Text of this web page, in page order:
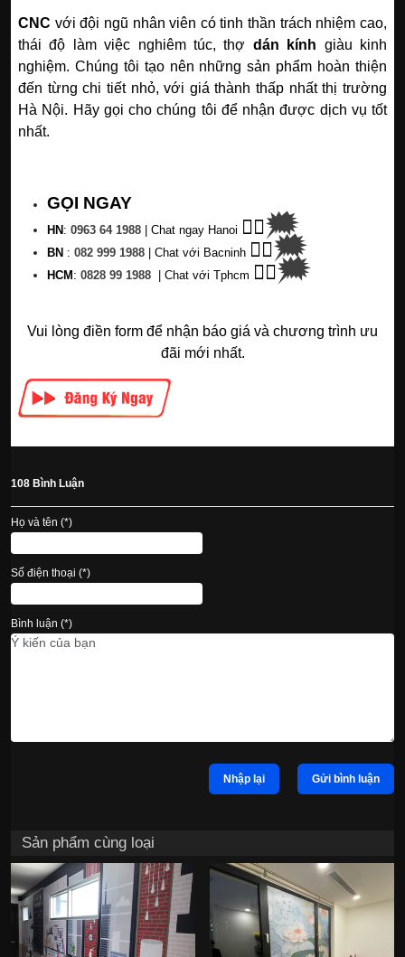
CNC với đội ngũ nhân viên có tinh thần trách nhiệm cao,
thái độ làm việc nghiêm túc, thợ dán kính giàu kinh
nghiệm. Chúng tôi tạo nên những sản phẩm hoàn thiện
đến từng chi tiết nhỏ, với giá thành thấp nhất thị trường
Hà Nội. Hãy gọi cho chúng tôi để nhận được dịch vụ tốt
nhất.
GỌI NGAY
HN : 0963 64 1988 | Chat ngay Hanoi 👉🏽🗯
BN : 082 999 1988 | Chat với Bacninh 👉🏽🗯
HCM : 0828 99 1988 Chat với Tphcm 👉🏽🗯
Vui lòng điền form để nhận báo giá và chương trình ưu
đãi mới nhất.
108 Bình Luận
Họ và tên (*)
Số điện thoại (*)
Bình luận (*)
Nhập lại Gửi bình luận
Sản phẩm cùng loại